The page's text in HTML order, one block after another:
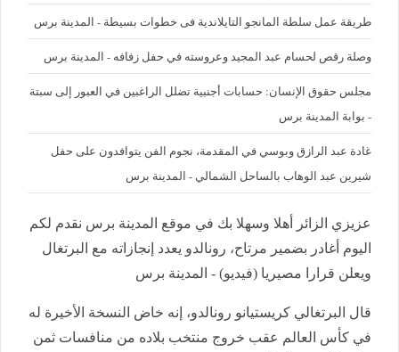
طريقة عمل سلطة المانجو التايلاندية فى خطوات بسيطة - المدينة برس
وصلة رقص لحسام عبد المجيد وعروسته في حفل زفافه - المدينة برس
مجلس حقوق الإنسان: حسابات أجنبية تضلل الراغبين في العبور إلى سبتة
- بوابة المدينة برس
غادة عبد الرازق وبوسي في المقدمة، نجوم الفن يتوافدون على حفل
شيرين عبد الوهاب بالساحل الشمالي - المدينة برس
عزيزي الزائر أهلا وسهلا بك في موقع المدينة برس نقدم لكم
اليوم أغادر بضمير مرتاح، رونالدو يعدد إنجازاته مع البرتغال
ويعلن قرارا مصيريا (فيديو) - المدينة برس
قال البرتغالي كريستيانو رونالدو، إنه خاض النسخة الأخيرة له
في كأس العالم عقب خروج منتخب بلاده من منافسات ثمن